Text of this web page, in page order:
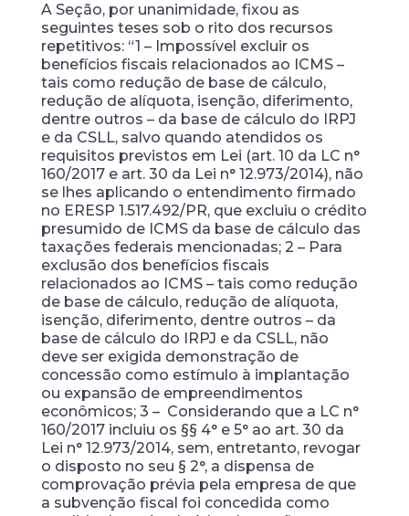
A Seção, por unanimidade, fixou as
seguintes teses sob o rito dos recursos
repetitivos: “1 – Impossível excluir os
benefícios fiscais relacionados ao ICMS –
tais como redução de base de cálculo,
redução de alíquota, isenção, diferimento,
dentre outros – da base de cálculo do IRPJ
e da CSLL, salvo quando atendidos os
requisitos previstos em Lei (art. 10 da LC n°
160/2017 e art. 30 da Lei n° 12.973/2014), não
se lhes aplicando o entendimento firmado
no ERESP 1.517.492/PR, que excluiu o crédito
presumido de ICMS da base de cálculo das
taxações federais mencionadas; 2 – Para
exclusão dos benefícios fiscais
relacionados ao ICMS – tais como redução
de base de cálculo, redução de alíquota,
isenção, diferimento, dentre outros – da
base de cálculo do IRPJ e da CSLL, não
deve ser exigida demonstração de
concessão como estímulo à implantação
ou expansão de empreendimentos
econômicos; 3 – Considerando que a LC n°
160/2017 incluiu os §§ 4° e 5° ao art. 30 da
Lei n° 12.973/2014, sem, entretanto, revogar
o disposto no seu § 2°, a dispensa de
comprovação prévia pela empresa de que
a subvenção fiscal foi concedida como